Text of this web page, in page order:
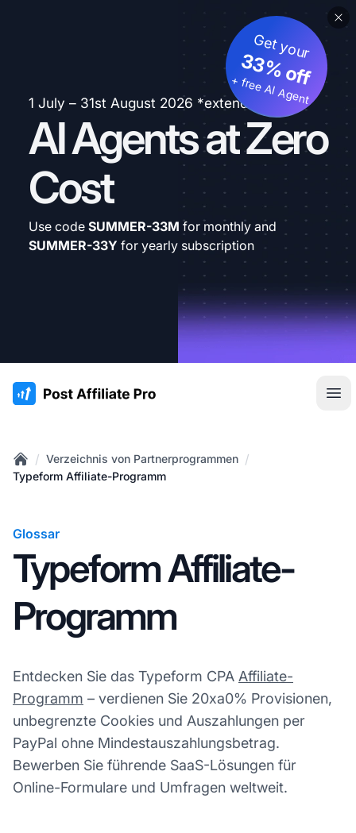
1 July – 31st August 2026 *extended
AI Agents at Zero
Cost
Get your
33% off
+ free AI Agent
Use code SUMMER-33M for monthly and
SUMMER-33Y for yearly subscription
:site.title
Home
/ Verzeichnis von Partnerprogrammen /
Typeform Affiliate-Programm
Glossar
Typeform Affiliate-
Programm
Entdecken Sie das Typeform CPA Affiliate-
Programm – verdienen Sie 20xa0% Provisionen,
unbegrenzte Cookies und Auszahlungen per
PayPal ohne Mindestauszahlungsbetrag.
Bewerben Sie führende SaaS-Lösungen für
Online-Formulare und Umfragen weltweit.